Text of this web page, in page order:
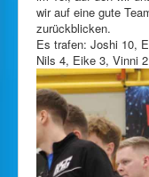
wir auf eine gute
zurückblicken.
Es trafen: Joshi 10,
Nils 4, Eike 3, Vinni